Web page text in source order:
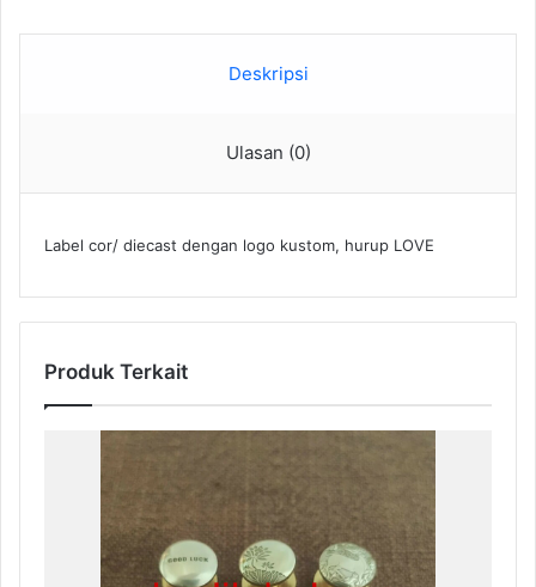
Deskripsi
Ulasan (0)
Label cor/ diecast dengan logo kustom, hurup LOVE
Produk Terkait